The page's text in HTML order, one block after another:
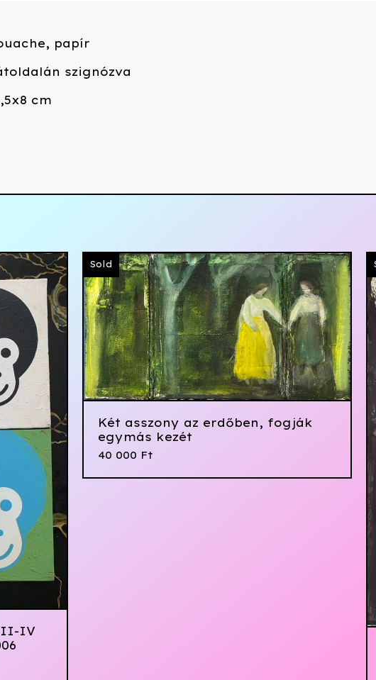
papír
szignózva
cm
IV
Sold
Két asszony az erdőben, fogják
egymás kezét
40 000 Ft